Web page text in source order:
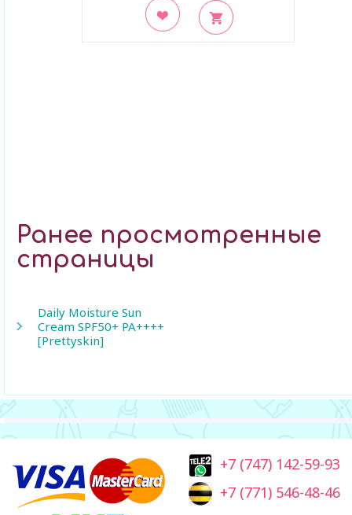
Ранее просмотренные
страницы
Daily Moisture Sun
Cream SPF50+ PA++++
[Prettyskin]
+7 (747) 142-59-93
+7 (771) 546-48-46